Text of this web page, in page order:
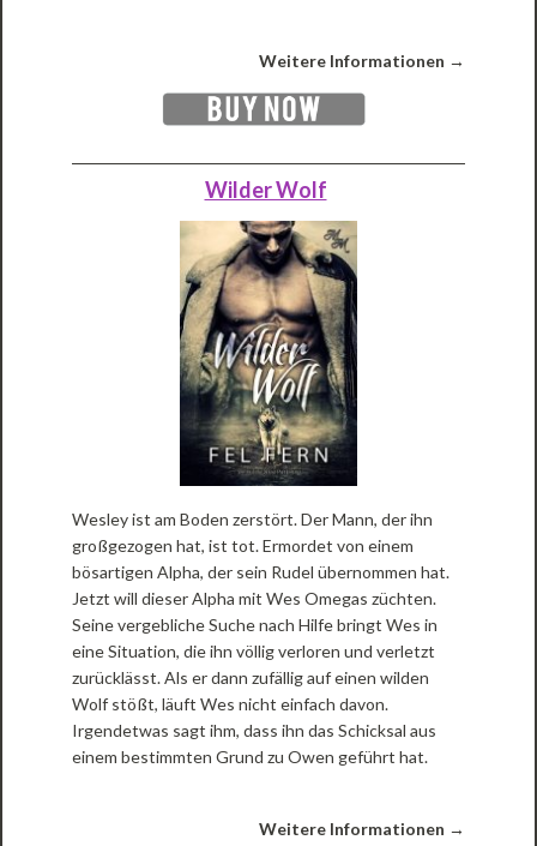
Weitere Informationen →
Wilder Wolf
Wesley ist am Boden zerstört. Der Mann, der ihn
großgezogen hat, ist tot. Ermordet von einem
bösartigen Alpha, der sein Rudel übernommen hat.
Jetzt will dieser Alpha mit Wes Omegas züchten.
Seine vergebliche Suche nach Hilfe bringt Wes in
eine Situation, die ihn völlig verloren und verletzt
zurücklässt. Als er dann zufällig auf einen wilden
Wolf stößt, läuft Wes nicht einfach davon.
Irgendetwas sagt ihm, dass ihn das Schicksal aus
einem bestimmten Grund zu Owen geführt hat.
Weitere Informationen →